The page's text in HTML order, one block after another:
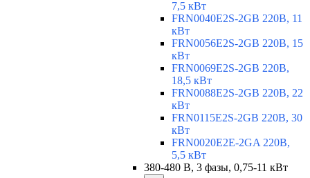
7,5 кВт
FRN0040E2S-2GB 220В, 11
кВт
FRN0056E2S-2GB 220В, 15
кВт
FRN0069E2S-2GB 220В,
18,5 кВт
FRN0088E2S-2GB 220В, 22
кВт
FRN0115E2S-2GB 220В, 30
кВт
FRN0020E2E-2GA 220В,
5,5 кВт
380-480 В, 3 фазы, 0,75-11 кВт